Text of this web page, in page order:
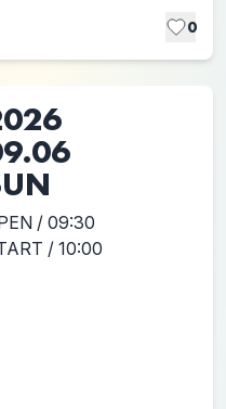
0
/ 09:30
/ 10:00